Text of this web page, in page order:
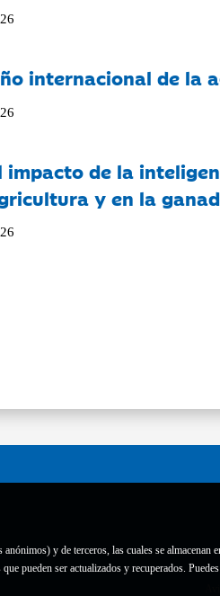
y de terceros, las cuales se almacenan
pueden ser actualizados y recuperados.
internacional de la
impacto de la
y en la